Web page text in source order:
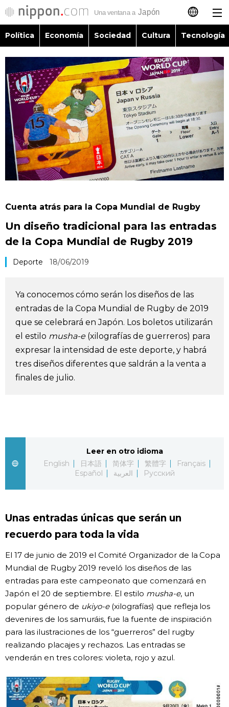
日本語
English
繁體字
Français
العربية
Política
Economía
Sociedad
Vida
Vídeos e imágenes
En profundidad
Más
Fragmentos de Japón
Tokio
Avisos
Política Economía Sociedad Cultura Tecnología
Cuenta atrás para la Copa Mundial de Rugby
Un diseño tradicional para las entradas
de la Copa Mundial de Rugby 2019
Deporte 18/06/2019
Ya conocemos cómo serán los diseños de las
entradas de la Copa Mundial de Rugby de 2019
que se celebrará en Japón. Los boletos utilizarán
el estilo musha-e(xilografías de guerreros) para
expresar la intensidad de este deporte, y habrá
tres diseños diferentes que saldrán a la venta a
finales de julio.
Leer en otro idioma
English
日本語 简体字 繁體字
Français
Español
العربية Русский
Unas entradas únicas que serán un
recuerdo para toda la vida
El 17 de junio de 2019 el Comité Organizador de la Copa
Mundial de Rugby 2019 reveló los diseños de las
entradas para este campeonato que comenzará en
Japón el 20 de septiembre. El estilo musha-e, un
popular género de ukiyo-e(xilografías) que refleja los
devenires de los samuráis, fue la fuente de inspiración
para las ilustraciones de los “guerreros” del rugby
realizando placajes y rechazos. Las entradas se
venderán en tres colores: violeta, rojo y azul.